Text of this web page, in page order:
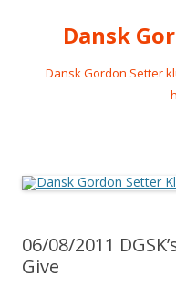
Dansk
Dansk Gordon Setter
06/08/2011
Give